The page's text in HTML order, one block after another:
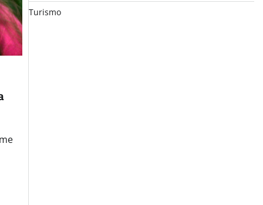
Turismo